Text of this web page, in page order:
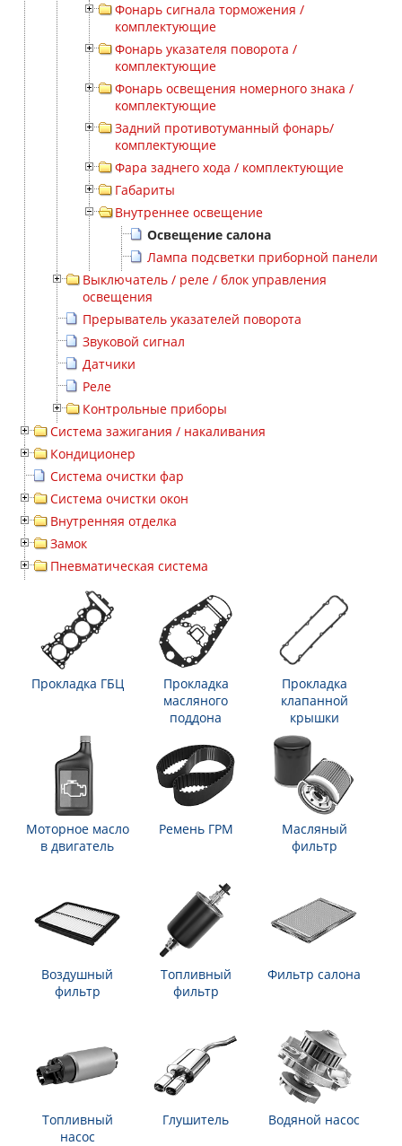
Фонарь сигнала торможения /
комплектующие
Фонарь указателя поворота /
комплектующие
Фонарь освещения номерного знака /
комплектующие
Задний противотуманный фонарь/
комплектующие
Фара заднего хода / комплектующие
Габариты
Внутреннее освещение
Освещение салона
Лампа подсветки приборной панели
Выключатель / реле / блок управления
освещения
Прерыватель указателей поворота
Звуковой сигнал
Датчики
Реле
Контрольные приборы
Система зажигания / накаливания
Кондиционер
Система очистки фар
Система очистки окон
Внутренняя отделка
Замок
Пневматическая система
Прокладка ГБЦ
Прокладка
масляного
поддона
Прокладка
клапанной
крышки
Моторное масло
в двигатель
Ремень ГРМ
Масляный
фильтр
Воздушный
фильтр
Топливный
фильтр
Фильтр салона
Топливный
насос
Глушитель Водяной насос